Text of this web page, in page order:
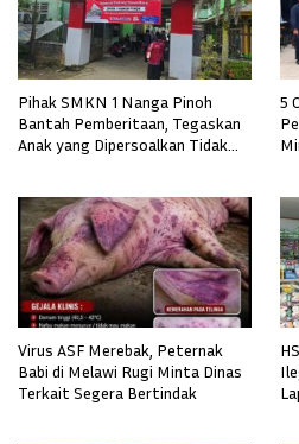
Pihak SMKN 1 Nanga Pinoh
Bantah Pemberitaan, Tegaskan
Anak yang Dipersoalkan Tidak
5
Virus ASF Merebak, Peternak
Babi di Melawi Rugi Minta Dinas
Terkait Segera Bertindak